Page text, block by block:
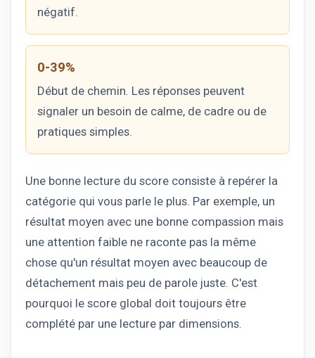
négatif.
0-39%
Début de chemin. Les réponses peuvent
signaler un besoin de calme, de cadre ou de
pratiques simples.
Une bonne lecture du score consiste à repérer la
catégorie qui vous parle le plus. Par exemple, un
résultat moyen avec une bonne compassion mais
une attention faible ne raconte pas la même
chose qu'un résultat moyen avec beaucoup de
détachement mais peu de parole juste. C'est
pourquoi le score global doit toujours être
complété par une lecture par dimensions.